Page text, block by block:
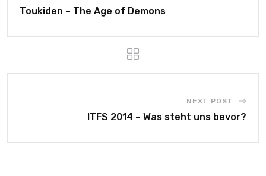
Toukiden – The Age of Demons
NEXT POST
ITFS 2014 – Was steht uns bevor?